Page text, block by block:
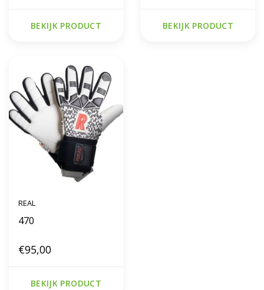
BEKIJK PRODUCT BEKIJK PRODUCT
REAL
470
€95,00
BEKIJK PRODUCT